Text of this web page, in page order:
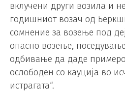
вклучени други возила и
годишниот возач од
сомнение за возење под
опасно возење,
одбивање да даде
ослободен со кауција во
истрагата“.